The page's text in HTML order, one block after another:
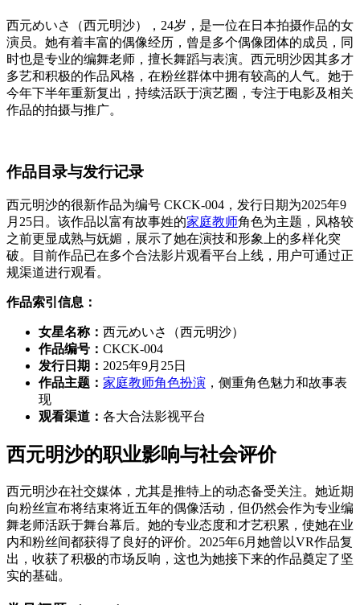
西元めいさ（西元明沙），24岁，是一位在日本拍摄作品的女
演员。她有着丰富的偶像经历，曾是多个偶像团体的成员，同
时也是专业的编舞老师，擅长舞蹈与表演。西元明沙因其多才
多艺和积极的作品风格，在粉丝群体中拥有较高的人气。她于
今年下半年重新复出，持续活跃于演艺圈，专注于电影及相关
作品的拍摄与推广。
作品目录与发行记录
西元明沙的很新作品为编号 CKCK-004，发行日期为2025年9
月25日。该作品以富有故事姓的家庭教师角色为主题，风格较
之前更显成熟与妩媚，展示了她在演技和形象上的多样化突
破。目前作品已在多个合法影片观看平台上线，用户可通过正
规渠道进行观看。
作品索引信息：
女星名称： 西元めいさ（西元明沙）
作品编号： CKCK-004
发行日期： 2025年9月25日
作品主题： 家庭教师角色扮演 ，侧重角色魅力和故事表
现
观看渠道： 各大合法影视平台
西元明沙的职业影响与社会评价
西元明沙在社交媒体，尤其是推特上的动态备受关注。她近期
向粉丝宣布将结束将近五年的偶像活动，但仍然会作为专业编
舞老师活跃于舞台幕后。她的专业态度和才艺积累，使她在业
内和粉丝间都获得了良好的评价。2025年6月她曾以VR作品复
出，收获了积极的市场反响，这也为她接下来的作品奠定了坚
实的基础。